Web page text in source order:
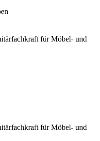
für Möbel- und
für Möbel- und